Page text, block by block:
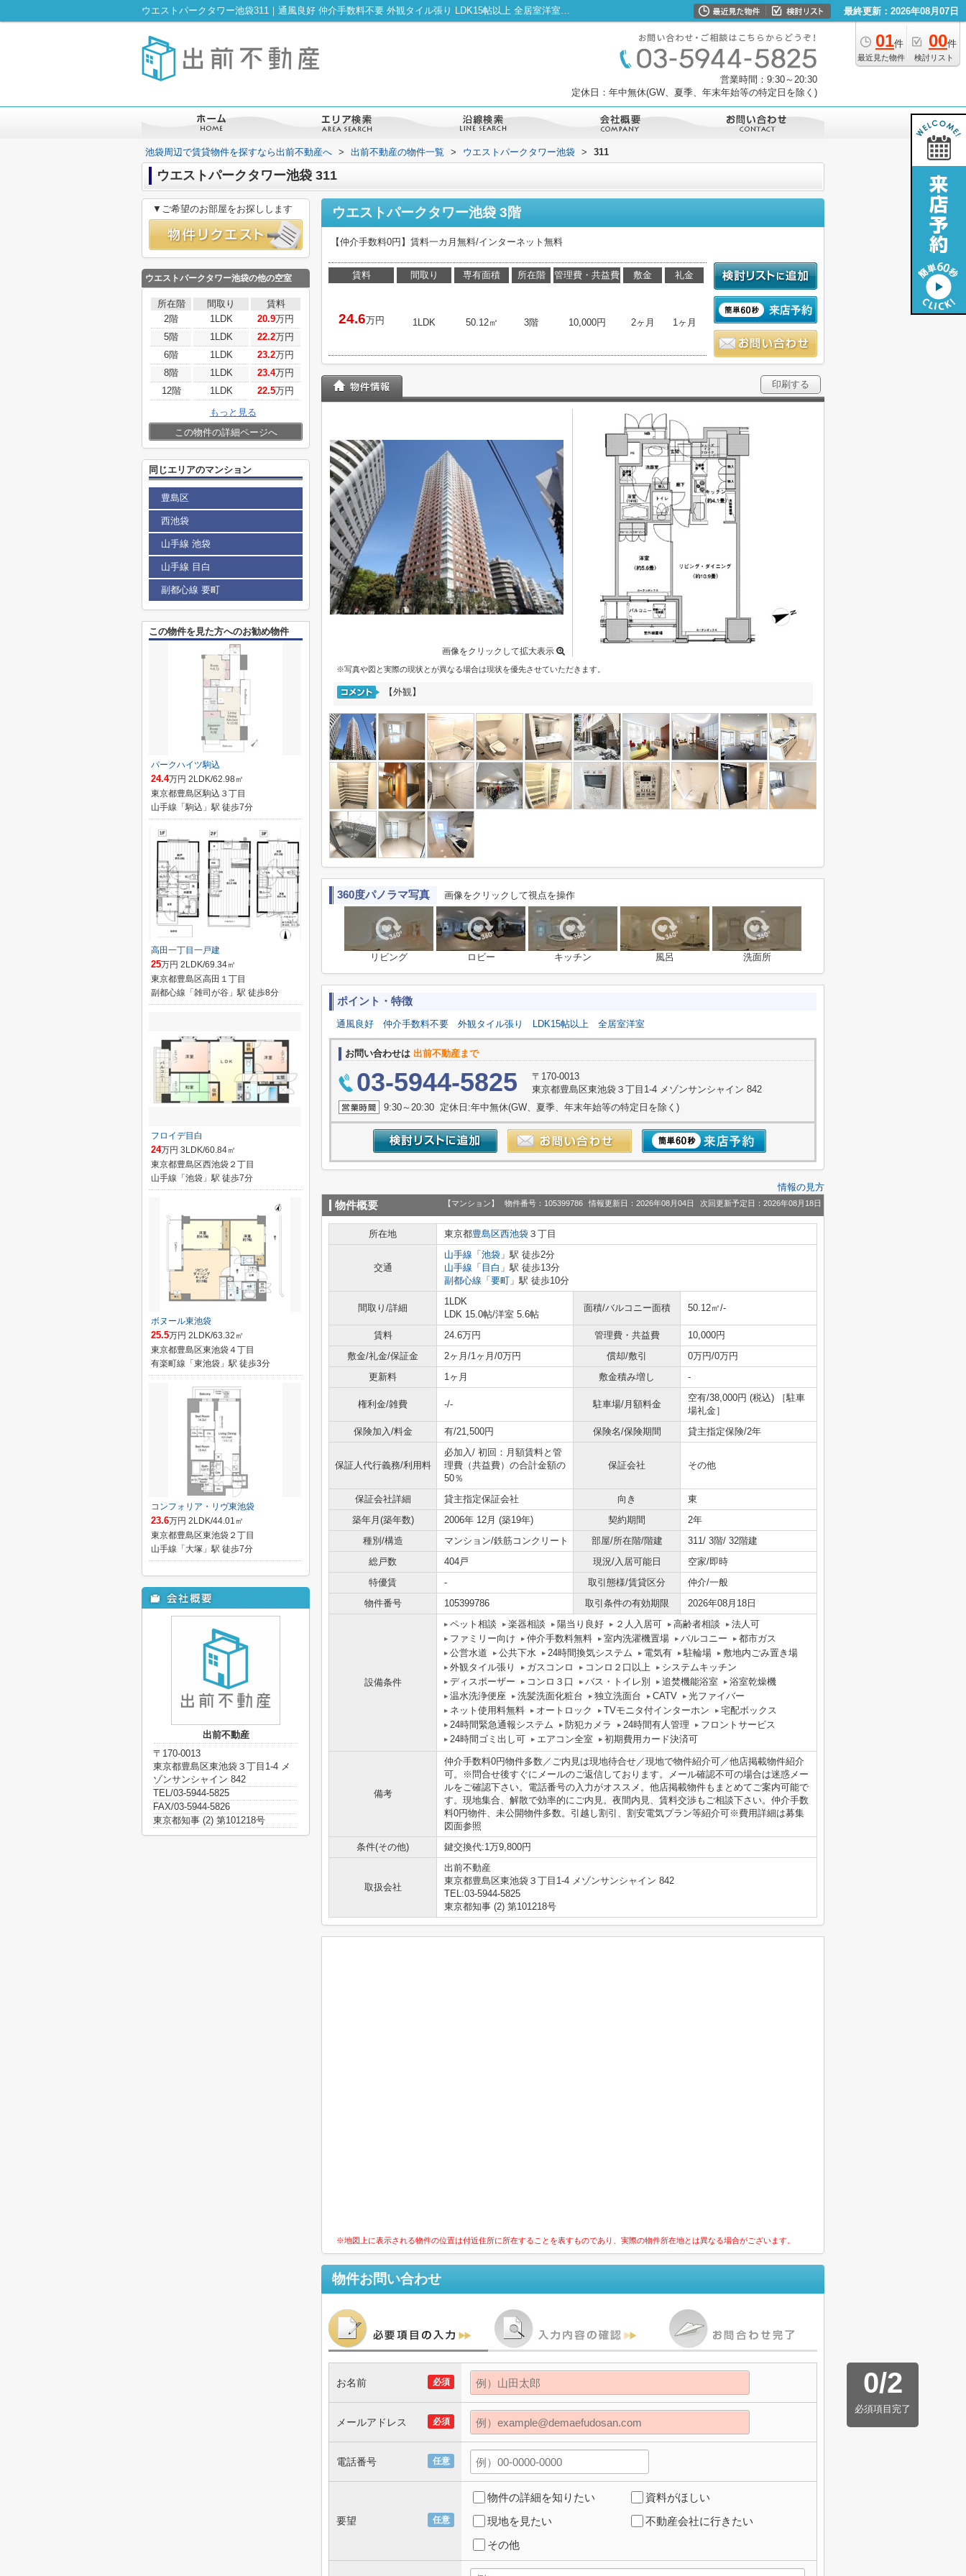
ウエストパークタワー池袋311｜通風良好 仲介手数料不要 外観タイル張り LDK15帖以上 全居室洋室｜池袋周辺で賃貸物件を探すなら出前不動産へ 最終更新：2026年08月07日
01件
最近見た物件
00件
検討リスト
営業時間：9:30～20:30
定休日：年中無休(GW、夏季、年末年始等の特定日を除く)
池袋周辺で賃貸物件を探すなら出前不動産へ > 出前不動産の物件一覧 > ウエストパークタワー池袋 > 311
ウエストパークタワー池袋 311
ウエストパークタワー池袋 3階
【仲介手数料0円】賃料一カ月無料/インターネット無料
賃料
24.6万円
間取り
1LDK
専有面積
50.12㎡
所在階
3階
管理費・共益費
10,000円
敷金
2ヶ月
礼金
1ヶ月
印刷する
画像をクリックして拡大表示
※写真や図と実際の現状とが異なる場合は現状を優先させていただきます。
【外観】
360度パノラマ写真 画像をクリックして視点を操作
リビング ロビー キッチン 風呂 洗面所
ポイント・特徴
通風良好 仲介手数料不要 外観タイル張り LDK15帖以上 全居室洋室
お問い合わせは 出前不動産まで
03-5944-5825
〒170-0013
東京都豊島区東池袋３丁目1-4 メゾンサンシャイン 842
9:30～20:30 定休日:年中無休(GW、夏季、年末年始等の特定日を除く)
情報の見方
物件概要 【マンション】 物件番号：105399786 情報更新日：2026年08月04日 次回更新予定日：2026年08月18日
所在地 東京都豊島区西池袋 ３丁目
交通
山手線 「 池袋 」駅 徒歩2分
山手線 「 目白 」駅 徒歩13分
副都心線 「 要町 」駅 徒歩10分
間取り/詳細
1LDK
LDK 15.0帖/洋室 5.6帖
面積/バルコニー面積 50.12㎡/-
賃料 24.6万円 管理費・共益費
10,000円
敷金/礼金/保証金
2ヶ月/1ヶ月/0万円 償却/敷引
0万円/0万円
更新料
1ヶ月 敷金積み増し -
権利金/雑費 -/- 駐車場/月額料金
空有/38,000円 (税込) ［駐車
場礼金］
保険加入/料金
有/21,500円 保険名/保険期間 貸主指定保険/2年
保証人代行義務/利用料
必加入/ 初回：月額賃料と管
理費（共益費）の合計金額の
50％
保証会社 その他
保証会社詳細 貸主指定保証会社 向き
東
築年月(築年数)
2006年 12月 (築19年) 契約期間
2年
種別/構造
マンション/鉄筋コンクリート 部屋/所在階/階建
311/ 3階/ 32階建
総戸数
404戸 現況/入居可能日
空家/即時
特優賃
- 取引態様/賃貸区分
仲介/一般
物件番号
105399786 取引条件の有効期限 2026年08月18日
設備条件
ペット相談 楽器相談 陽当り良好 ２人入居可 高齢者相談
法人可
ファミリー向け
仲介手数料無料 室内洗濯機置場 バルコニー
都市ガス
公営水道
公共下水 24時間換気システム 電気有 駐輪場
敷地内ごみ置き場
外観タイル張り
ガスコンロ コンロ２口以上
システムキッチン
ディスポーザー
コンロ３口 バス・トイレ別 追焚機能浴室
浴室乾燥機
温水洗浄便座
洗髪洗面化粧台 独立洗面台 CATV
光ファイバー
ネット使用料無料
オートロック TVモニタ付インターホン
宅配ボックス
24時間緊急通報システム
防犯カメラ 24時間有人管理
フロントサービス
24時間ゴミ出し可
エアコン全室 初期費用カード決済可
備考
仲介手数料0円物件多数／ご内見は現地待合せ／現地で物件紹介可／他店掲載物件紹介
可。※問合せ後すぐにメールのご返信しております。メール確認不可の場合は迷惑メー
ルをご確認下さい。電話番号の入力がオススメ。他店掲載物件もまとめてご案内可能で
す。現地集合、解散で効率的にご内見。夜間内見、賃料交渉もご相談下さい。仲介手数
料0円物件、未公開物件多数。引越し割引、割安電気プラン等紹介可※費用詳細は募集
図面参照
条件(その他)
鍵交換代:1万9,800円
取扱会社
出前不動産
東京都豊島区東池袋３丁目1-4 メゾンサンシャイン 842
TEL:03-5944-5825
東京都知事 (2) 第101218号
※地図上に表示される物件の位置は付近住所に所在することを表すものであり、実際の物件所在地とは異なる場合がございます。
物件お問い合わせ
0/2
必須項目完了
必須
お名前
必須
メールアドレス
任意
電話番号
任意
要望
物件の詳細を知りたい
資料がほしい
現地を見たい
不動産会社に行きたい
その他
▼ご希望のお部屋をお探しします
ウエストパークタワー池袋の他の空室
所在階 間取り
賃料
2階
1LDK 20.9万円
5階
1LDK 22.2万円
6階
1LDK 23.2万円
8階
1LDK 23.4万円
12階
1LDK 22.5万円
もっと見る
この物件の詳細ページへ
同じエリアのマンション
豊島区
西池袋
山手線 池袋
山手線 目白
副都心線 要町
この物件を見た方へのお勧め物件
パークハイツ駒込
24.4万円 2LDK/62.98㎡
東京都豊島区駒込３丁目
山手線「駒込」駅 徒歩7分
高田一丁目一戸建
25万円 2LDK/69.34㎡
東京都豊島区高田１丁目
副都心線「雑司が谷」駅 徒歩8分
フロイデ目白
24万円 3LDK/60.84㎡
東京都豊島区西池袋２丁目
山手線「池袋」駅 徒歩7分
ボヌール東池袋
25.5万円 2LDK/63.32㎡
東京都豊島区東池袋４丁目
有楽町線「東池袋」駅 徒歩3分
コンフォリア・リヴ東池袋
23.6万円 2LDK/44.01㎡
東京都豊島区東池袋２丁目
山手線「大塚」駅 徒歩7分
出前不動産
〒170-0013
東京都豊島区東池袋３丁目1-4 メ
ゾンサンシャイン 842
TEL/03-5944-5825
FAX/03-5944-5826
東京都知事 (2) 第101218号